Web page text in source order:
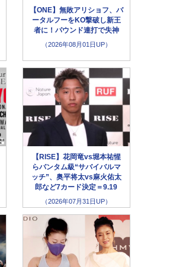
【ONE】無敗アリショフ、バ
ータルフーをKO撃破し新王
者に！パウンド連打で失神
（2026年08月01日UP）
【RISE】花岡竜vs堀本祐惺
らバンタム級“サバイバルマ
ッチ”、奥平将太vs麻火佑太
郎など7カード決定＝9.19
（2026年07月31日UP）